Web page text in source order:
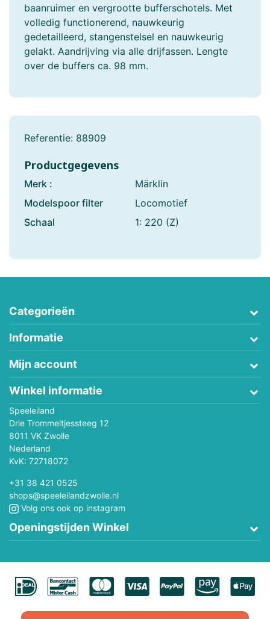
baanruimer en vergrootte bufferschotels. Met
volledig functionerend, nauwkeurig
gedetailleerd, stangenstelsel en nauwkeurig
gelakt. Aandrijving via alle drijfassen. Lengte
over de buffers ca. 98 mm.
Referentie: 88909
Productgegevens
Merk :
Märklin
Modelspoor filter
Locomotief
Schaal
1: 220 (Z)
Categorieën
Informatie
Mijn account
Winkel informatie
Speeleiland
Drie Trommeltjessteeg 12
8011 VK Zwolle
Nederland
KvK: 72718072
+31 38 421 0525
shops@speeleilandzwolle.nl
Volg ons ook op instagram
Openingstijden Winkel